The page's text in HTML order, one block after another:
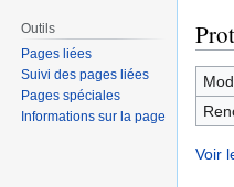
Voir
Outils
Pages liées
Suivi des pages liées
Pages spéciales
Informations sur la page